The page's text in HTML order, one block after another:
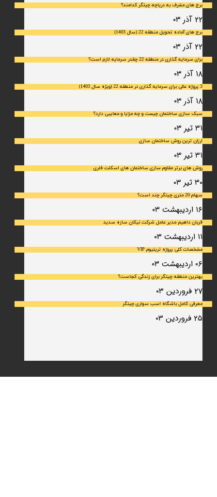
برج های مشرف به دریاچه چیتگر کدامند؟
۲۲ آذر ۰۳
برج های آماده تحویل منطقه 22 (سال 1403)
۲۲ آذر ۰۳
برای سرمایه‌ گذاری در منطقه 22 چقدر سرمایه لازم است؟
۱۸ آذر ۰۳
3 پروژه عالی برای سرمایه گذاری در منطقه 22 (ویژه سال 1403)
۱۸ آذر ۰۳
سبک سازی ساختمان چیست و چه مزایا و معایبی دارد؟
۳۱ تیر ۰۳
ارزان ترین روش ساختمان سازی
۳۱ تیر ۰۳
روش های برتر مقاوم سازی ساختمان های اسکلت فلری
۳۰ تیر ۰۳
سهام 20 متری چیتگر چند است؟
۱۶ اردیبهشت ۰۳
قربان داهیم مدیر عامل شرکت نیکان سازه سدید
۱۱ اردیبهشت ۰۳
مشخصات کلی پروژه تریتیوم VIP
۰۶ اردیبهشت ۰۳
بهترین منطقه چیتگر برای زندگی کجاست؟
۲۷ فروردین ۰۳
معرفی کامل باشگاه اسب سواری چیتگر
۲۵ فروردین ۰۳